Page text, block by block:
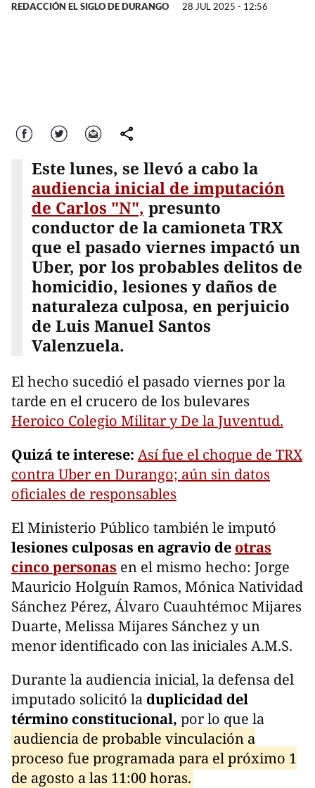
REDACCIÓN EL SIGLO DE DURANGO 28 JUL 2025 - 12:56
Facebook Twitter Correo comparte
Este lunes, se llevó a cabo la
audiencia inicial de imputación
de Carlos "N", presunto
conductor de la camioneta TRX
que el pasado viernes impactó un
Uber, por los probables delitos de
homicidio, lesiones y daños de
naturaleza culposa, en perjuicio
de Luis Manuel Santos
Valenzuela.
El hecho sucedió el pasado viernes por la
tarde en el crucero de los bulevares
Heroico Colegio Militar y De la Juventud.
Quizá te interese: Así fue el choque de TRX
contra Uber en Durango; aún sin datos
oficiales de responsables
El Ministerio Público también le imputó
lesiones culposas en agravio de otras
cinco personas en el mismo hecho: Jorge
Mauricio Holguín Ramos, Mónica Natividad
Sánchez Pérez, Álvaro Cuauhtémoc Mijares
Duarte, Melissa Mijares Sánchez y un
menor identificado con las iniciales A.M.S.
Durante la audiencia inicial, la defensa del
imputado solicitó la duplicidad del
término constitucional, por lo que la
audiencia de probable vinculación a
proceso fue programada para el próximo 1
de agosto a las 11:00 horas.